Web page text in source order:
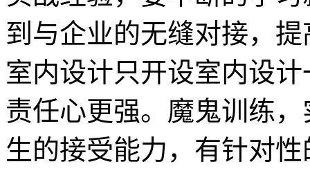
到与企业的无缝对接，
室内设计只开设室内设
责任心更强。魔鬼训练
生的接受能力，有针对